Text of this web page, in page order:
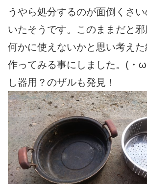
うやら処分するのが面倒くさ
いたそうです。 このままだと
何かに使えないかと思い考えた
作ってみる事にしました。(・ω
し器用？のザルも発見！